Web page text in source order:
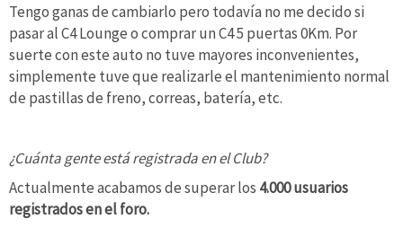
Tengo ganas de cambiarlo pero todavía no me decido si
pasar al C4 Lounge o comprar un C4 5 puertas 0Km. Por
suerte con este auto no tuve mayores inconvenientes,
simplemente tuve que realizarle el mantenimiento normal
de pastillas de freno, correas, batería, etc.
¿Cuánta gente está registrada en el Club?
Actualmente acabamos de superar los 4.000 usuarios
registrados en el foro.